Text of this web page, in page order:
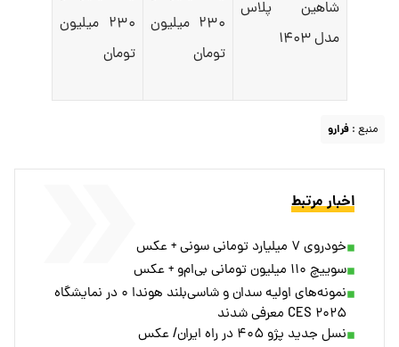
شاهین پلاس
مدل ۱۴۰۳
۲۳۰ میلیون
تومان
۲۳۰ میلیون
تومان
منبع : فرارو
اخبار مرتبط
خودروی ۷ میلیارد تومانی سونی + عکس
سوییچ ۱۱۰ میلیون تومانی بی‌ام‌و + عکس
نمونه‌های اولیه سدان و شاسی‌بلند هوندا ۰ در نمایشگاه
CES ۲۰۲۵ معرفی شدند
نسل جدید پژو ۴۰۵ در راه ایران/ عکس